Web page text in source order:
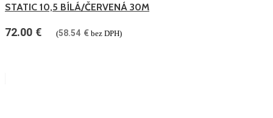
STATIC 10,5 BÍLÁ/ČERVENÁ 30M
72.00 € (58.54 € bez DPH)